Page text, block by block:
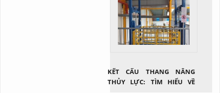
KẾT CẤU THANG NÂNG
THỦY LỰC: TÌM HIỂU VỀ